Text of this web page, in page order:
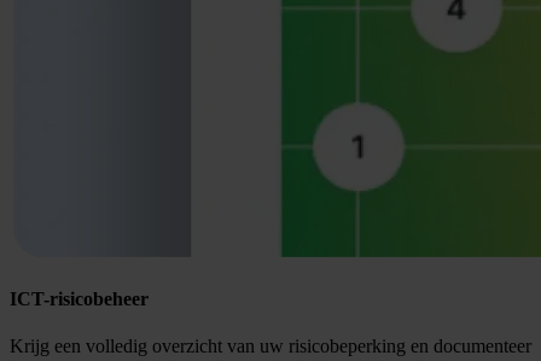
ICT-risicobeheer
Krijg een volledig overzicht van uw risicobeperking en documenteer